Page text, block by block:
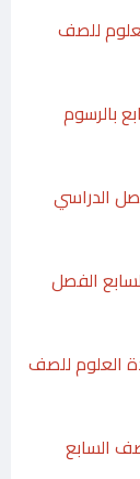
للصف
بالرسوم
الدراسي
الفصل
العلوم للصف
السابع